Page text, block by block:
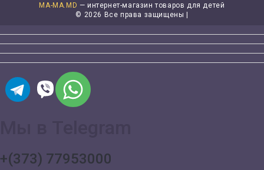
MA-MA.MD — интернет-магазин товаров для детей
© 2026 Все права защищены |
+(373) 77953000